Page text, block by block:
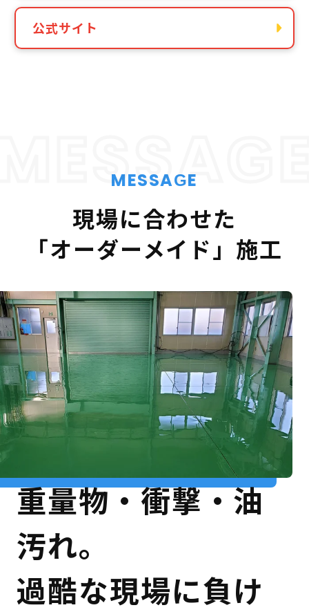
公式サイト
MESSAGE
現場に合わせた
「オーダーメイド」施工
重量物・衝撃・油
汚れ。
過酷な現場に負け